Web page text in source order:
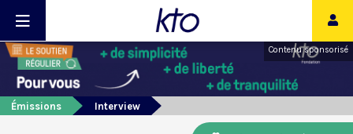
Contenu sponsorisé
Émissions Interview